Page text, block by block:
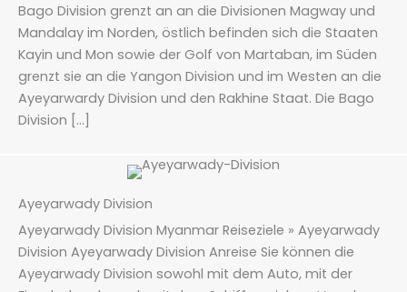
Bago Division grenzt an an die Divisionen Magway und
Mandalay im Norden, östlich befinden sich die Staaten
Kayin und Mon sowie der Golf von Martaban, im Süden
grenzt sie an die Yangon Division und im Westen an die
Ayeyarwardy Division und den Rakhine Staat. Die Bago
Division […]
Ayeyarwady Division
Ayeyarwady Division Myanmar Reiseziele » Ayeyarwady
Division Ayeyarwady Division Anreise Sie können die
Ayeyarwady Division sowohl mit dem Auto, mit der